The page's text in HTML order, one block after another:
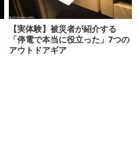
【実体験】被災者が紹介する
「停電で本当に役立った」7つの
アウトドアギア